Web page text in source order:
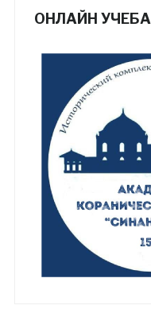
ОНЛАЙН УЧЕБА